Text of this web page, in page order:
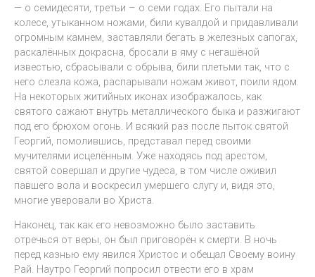
— о семидесяти, третьи – о семи годах. Его пытали на
колесе, утыканном ножами, били кувалдой и придавливали
огромным камнем, заставляли бегать в железных сапогах,
раскалённых докрасна, бросали в яму с негашёной
известью, сбрасывали с обрыва, били плетьми так, что с
него слезла кожа, распарывали ножам живот, поили ядом.
На некоторых житийных иконах изображалось, как
святого сажают внутрь металлического быка и разжигают
под его брюхом огонь. И всякий раз после пыток святой
Георгий, помолившись, представал перед своими
мучителями исцелённым. Уже находясь под арестом,
святой совершал и другие чудеса, в том числе оживил
павшего вола и воскресил умершего слугу и, видя это,
многие уверовали во Христа.
Наконец, так как его невозможно было заставить
отречься от веры, он был приговорён к смерти. В ночь
перед казнью ему явился Христос и обещал Своему воину
Рай. Наутро Георгий попросил отвести его в храм